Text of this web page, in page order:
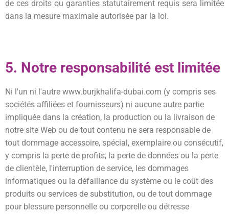
de ces droits ou garanties statutairement requis sera limitée
dans la mesure maximale autorisée par la loi.
5. Notre responsabilité est limitée
Ni l'un ni l'autre www.burjkhalifa-dubai.com (y compris ses
sociétés affiliées et fournisseurs) ni aucune autre partie
impliquée dans la création, la production ou la livraison de
notre site Web ou de tout contenu ne sera responsable de
tout dommage accessoire, spécial, exemplaire ou consécutif,
y compris la perte de profits, la perte de données ou la perte
de clientèle, l'interruption de service, les dommages
informatiques ou la défaillance du système ou le coût des
produits ou services de substitution, ou de tout dommage
pour blessure personnelle ou corporelle ou détresse